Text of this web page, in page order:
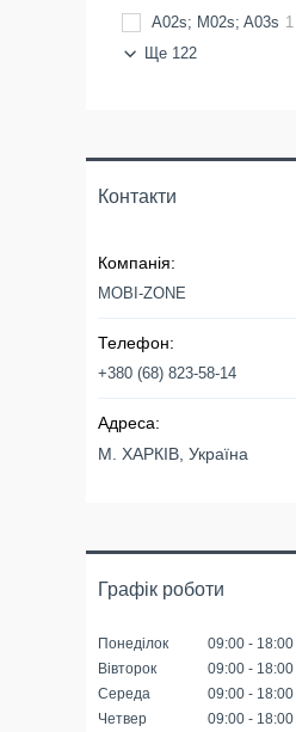
A02s; M02s; A03s 1
Ще 122
Контакти
MOBI-ZONE
+380 (68) 823-58-14
М. ХАРКІВ, Україна
Графік роботи
Понеділок 09:00
18:00
Вівторок
09:00
18:00
Середа
09:00
18:00
Четвер
09:00
18:00